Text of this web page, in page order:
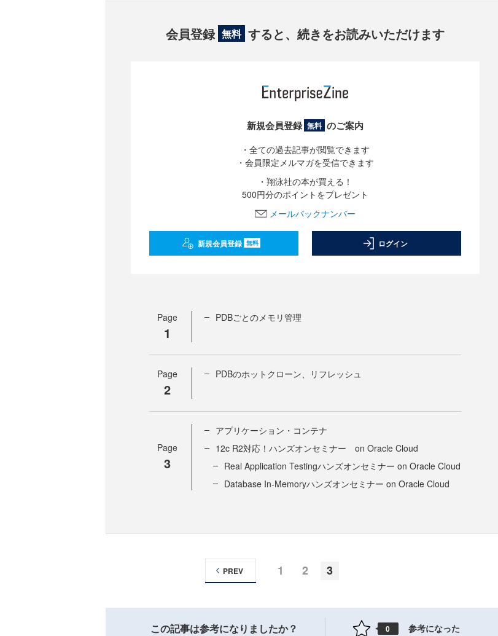
会員登録 無料 すると、続きをお読みいただけます
新規会員登録 無料 のご案内
・全ての過去記事が閲覧できます
・会員限定メルマガを受信できます
・翔泳社の本が買える！
500円分のポイントをプレゼント
メールバックナンバー
新規会員登録 無料 ログイン
Page
1
PDBごとのメモリ管理
Page
2
PDBのホットクローン、リフレッシュ
Page
3
アプリケーション・コンテナ
12c R2対応！ハンズオンセミナー on Oracle Cloud
Real Application Testingハンズオンセミナー on Oracle Cloud
Database In-Memoryハンズオンセミナー on Oracle Cloud
1 2 3
PREV
この記事は参考になりましたか？ 0 参考になった